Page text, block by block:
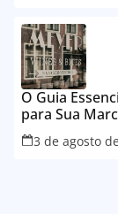
O Guia
para Sua
3 de agosto